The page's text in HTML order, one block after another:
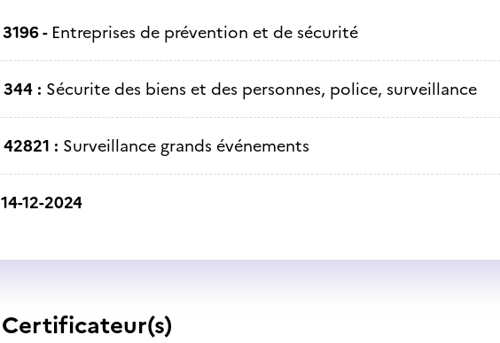
3196 - Entreprises de prévention et de sécurité
344 : Sécurite des biens et des personnes, police, surveillance
42821 : Surveillance grands événements
14-12-2024
Certificateur(s)